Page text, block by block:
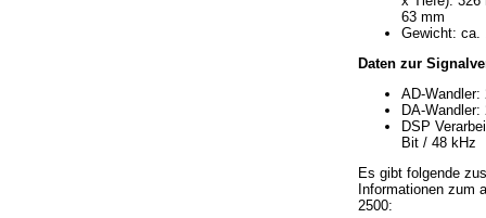
63 mm
Gewicht: ca.
Daten zur
AD-Wandler:
DA-Wandler:
DSP
Bit / 48 kHz
Es gibt folgende
Informationen zum
2500: